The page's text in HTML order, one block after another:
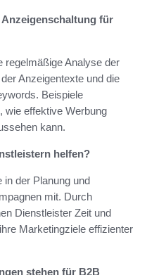
für
regelmäßige Analyse der
Anzeigentexte und die
Beispiele
wie effektive Werbung
kann.
helfen?
in der Planung und
mit. Durch
Dienstleister Zeit und
Marketingziele effizienter
stehen für B2B